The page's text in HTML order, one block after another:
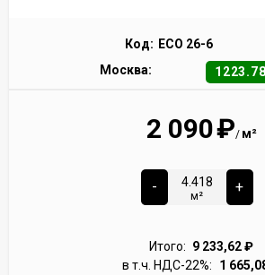
Код: ECO 26-6
Москва:
2 090₽/ м²
-
м²
+
Итого: 9 233,62₽
в т.ч. НДС-22%:
1